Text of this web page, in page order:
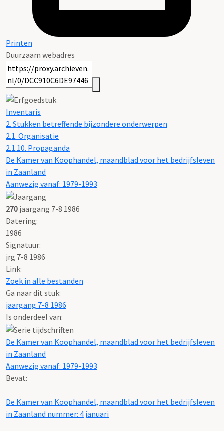
Printen
Duurzaam webadres
Inventaris
2. Stukken betreffende bijzondere onderwerpen
2.1. Organisatie
2.1.10. Propaganda
De Kamer van Koophandel, maandblad voor het bedrijfsleven
in Zaanland
Aanwezig vanaf: 1979-1993
270 jaargang 7-8 1986
Datering:
1986
Signatuur:
jrg 7-8 1986
Link:
Zoek in alle bestanden
Ga naar dit stuk:
jaargang 7-8 1986
Is onderdeel van:
De Kamer van Koophandel, maandblad voor het bedrijfsleven
in Zaanland
Aanwezig vanaf: 1979-1993
Bevat:
De Kamer van Koophandel, maandblad voor het bedrijfsleven
in Zaanland nummer: 4 januari